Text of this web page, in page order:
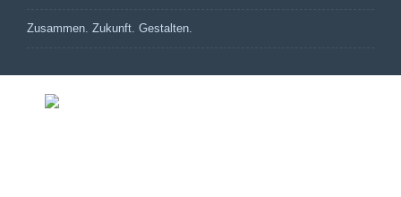
Zusammen. Zukunft. Gestalten.